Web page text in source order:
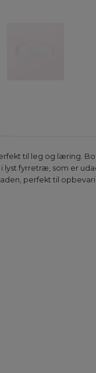
til leg og læring.
lyst fyrretræ, som er
perfekt til